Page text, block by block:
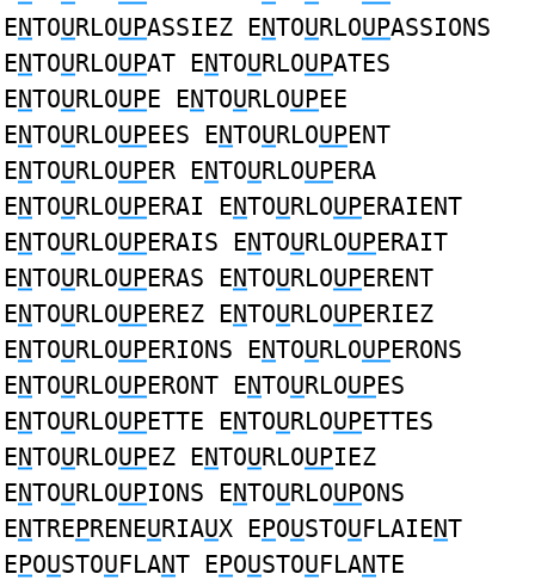
ENTOURLOUPASSIEZ ENTOURLOUPASSIONS
ENTOURLOUPAT ENTOURLOUPATES
ENTOURLOUPE ENTOURLOUPEE
ENTOURLOUPEES ENTOURLOUPENT
ENTOURLOUPER ENTOURLOUPERA
ENTOURLOUPERAI ENTOURLOUPERAIENT
ENTOURLOUPERAIS ENTOURLOUPERAIT
ENTOURLOUPERAS ENTOURLOUPERENT
ENTOURLOUPEREZ ENTOURLOUPERIEZ
ENTOURLOUPERIONS ENTOURLOUPERONS
ENTOURLOUPERONT ENTOURLOUPES
ENTOURLOUPETTE ENTOURLOUPETTES
ENTOURLOUPEZ ENTOURLOUPIEZ
ENTOURLOUPIONS ENTOURLOUPONS
ENTREPRENEURIAUX EPOUSTOUFLAIENT
EPOUSTOUFLANT EPOUSTOUFLANTE